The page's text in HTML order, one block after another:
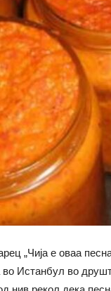
„Чија е оваа
Истанбул во